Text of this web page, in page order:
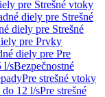
pre Strešné vtoky
diely pre Strešné
diely pre Strešné
pre Prvky
diely pre Pre
l/sBezpečnostné
Pre strešné vtoky
do 12 l/sPre strešné